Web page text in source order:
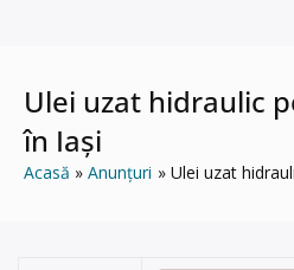
Ulei uzat hidraulic
în Iași
Acasă Anunțuri Ulei uzat